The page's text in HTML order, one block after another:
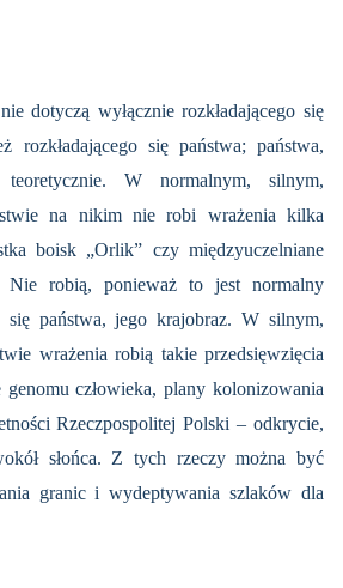
dotyczą wyłącznie rozkładającego się
rozkładającego się państwa; państwa,
W normalnym, silnym,
na nikim nie robi wrażenia kilka
boisk „Orlik” czy międzyuczelniane
Nie robią, ponieważ to jest normalny
się państwa, jego krajobraz. W silnym,
wrażenia robią takie przedsięwzięcia
człowieka, plany kolonizowania
Rzeczpospolitej Polski – odkrycie,
słońca. Z tych rzeczy można być
granic i wydeptywania szlaków dla